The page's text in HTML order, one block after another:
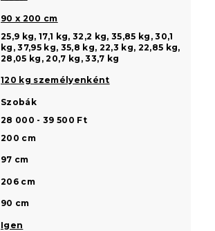
90 x 200 cm
25,9 kg, 17,1 kg, 32,2 kg, 35,85 kg, 30,1
kg, 37,95 kg, 35,8 kg, 22,3 kg, 22,85 kg,
28,05 kg, 20,7 kg, 33,7 kg
120 kg személyenként
Szobák
28 000 - 39 500 Ft
200 cm
97 cm
206 cm
90 cm
Igen